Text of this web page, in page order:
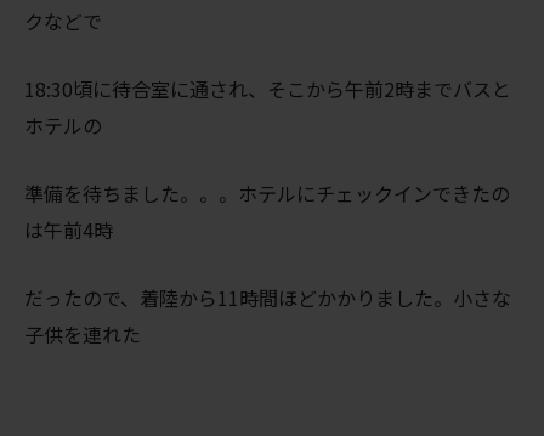
クなどで
18:30頃に待合室に通され、 そこから午前2時までバスと
ホテルの
準備を待ちました。。。ホテルにチェックインできたの
は午前4時
だったので、着陸から11時間ほどかかりました。小さな
子供を連れた